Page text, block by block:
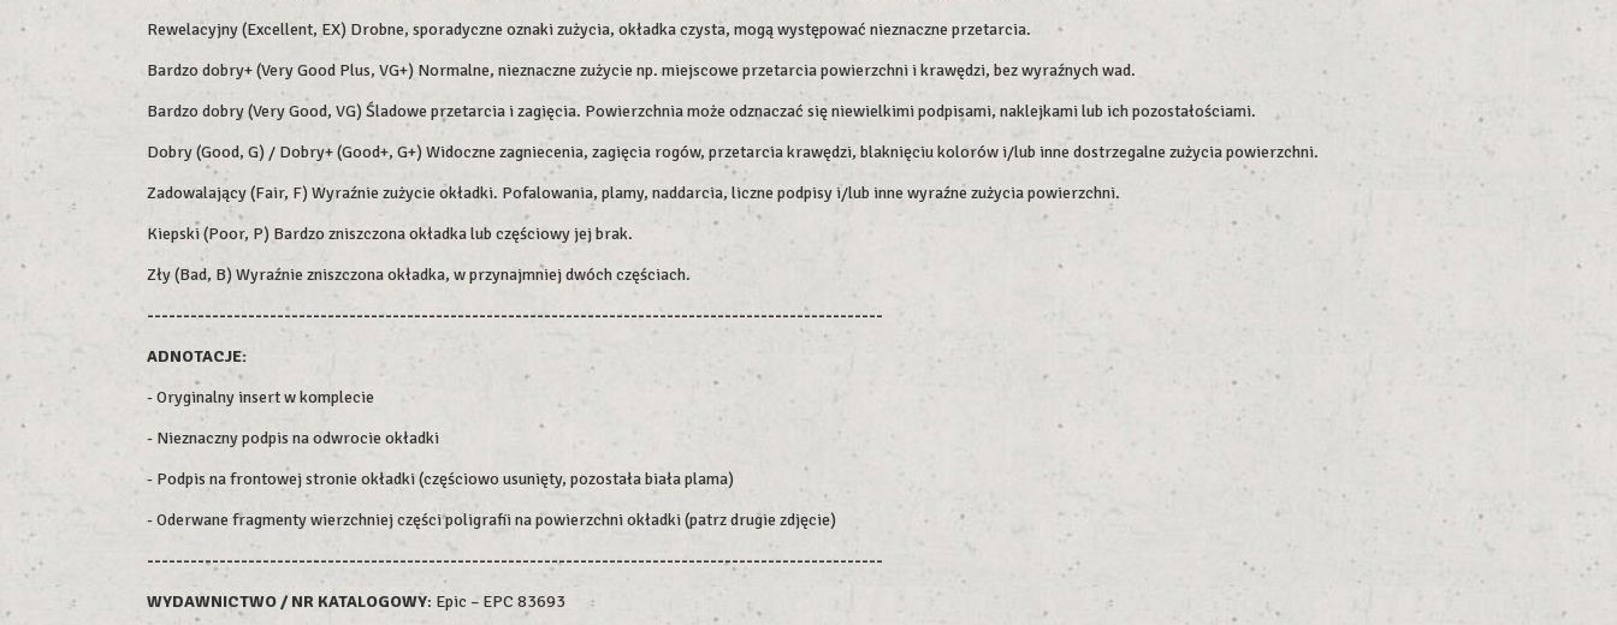
Rewelacyjny (Excellent, EX) Drobne, sporadyczne oznaki zużycia, okładka czysta, mogą występować nieznaczne przetarcia.
Bardzo dobry+ (Very Good Plus, VG+) Normalne, nieznaczne zużycie np. miejscowe przetarcia powierzchni i krawędzi, bez wyraźnych wad.
Bardzo dobry (Very Good, VG) Śladowe przetarcia i zagięcia. Powierzchnia może odznaczać się niewielkimi podpisami, naklejkami lub ich pozostałościami.
Dobry (Good, G) / Dobry+ (Good+, G+) Widoczne zagniecenia, zagięcia rogów, przetarcia krawędzi, blaknięciu kolorów i/lub inne dostrzegalne zużycia powierzchni.
Zadowalający (Fair, F) Wyraźnie zużycie okładki. Pofalowania, plamy, naddarcia, liczne podpisy i/lub inne wyraźne zużycia powierzchni.
Kiepski (Poor, P) Bardzo zniszczona okładka lub częściowy jej brak.
Zły (Bad, B) Wyraźnie zniszczona okładka, w przynajmniej dwóch częściach.
------------------------------------------------------------------------------------------------------
ADNOTACJE:
- Oryginalny insert w komplecie
- Nieznaczny podpis na odwrocie okładki
- Podpis na frontowej stronie okładki (częściowo usunięty, pozostała biała plama)
- Oderwane fragmenty wierzchniej części poligrafii na powierzchni okładki (patrz drugie zdjęcie)
------------------------------------------------------------------------------------------------------
WYDAWNICTWO / NR KATALOGOWY: Epic – EPC 83693